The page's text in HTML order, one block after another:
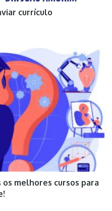
currículo
melhores cursos para